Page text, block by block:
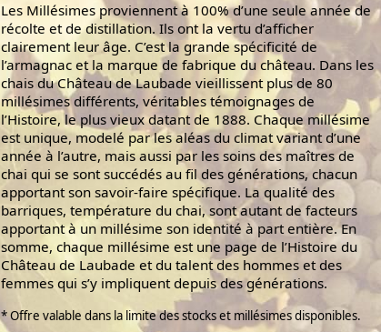
Les Millésimes proviennent à 100% d’une seule année de
récolte et de distillation. Ils ont la vertu d’afficher
clairement leur âge. C’est la grande spécificité de
l’armagnac et la marque de fabrique du château. Dans les
chais du Château de Laubade vieillissent plus de 80
millésimes différents, véritables témoignages de
l’Histoire, le plus vieux datant de 1888. Chaque millésime
est unique, modelé par les aléas du climat variant d’une
année à l’autre, mais aussi par les soins des maîtres de
chai qui se sont succédés au fil des générations, chacun
apportant son savoir-faire spécifique. La qualité des
barriques, température du chai, sont autant de facteurs
apportant à un millésime son identité à part entière. En
somme, chaque millésime est une page de l’Histoire du
Château de Laubade et du talent des hommes et des
femmes qui s’y impliquent depuis des générations.
* Offre valable dans la limite des stocks et millésimes disponibles.